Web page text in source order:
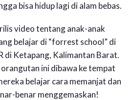
bisa hidup lagi di alam bebas.
video tentang anak-anak
belajar di “forrest school” di
di Ketapang, Kalimantan Barat.
ini dibawa ke tempat
belajar cara memanjat dan
benar menggemaskan!